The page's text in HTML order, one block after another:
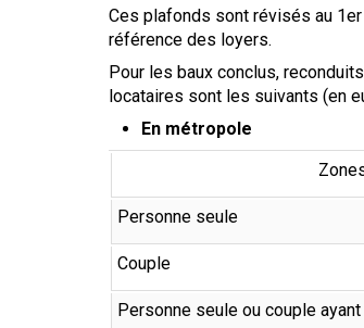
Ces plafonds sont révisés au 1er
référence des loyers.
Pour les baux conclus,
locataires sont les suivants (en
En métropole
Personne seule
Couple
Personne seule ou couple